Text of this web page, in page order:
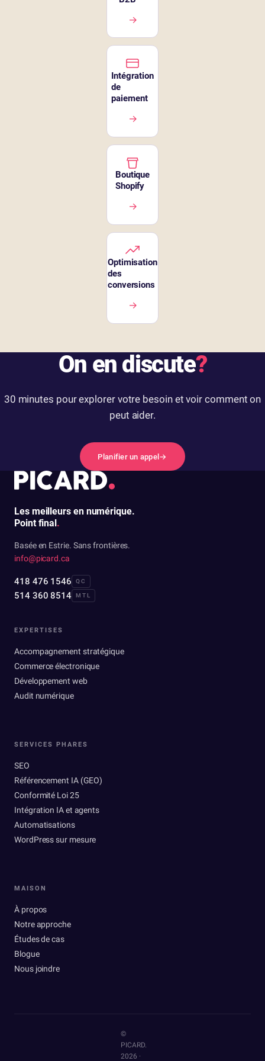
→
Intégration
de
paiement
→
Boutique
Shopify
→
Optimisation
des
conversions
→
On en discute?
30 minutes pour explorer votre besoin et voir comment on
peut aider.
Planifier un appel→
Les meilleurs en numérique.
Point final.
Basée en Estrie. Sans frontières.
info@picard.ca
418 476 1546 QC
514 360 8514 MTL
EXPERTISES
Accompagnement stratégique
Commerce électronique
Développement web
Audit numérique
SERVICES PHARES
SEO
Référencement IA (GEO)
Conformité Loi 25
Intégration IA et agents
Automatisations
WordPress sur mesure
MAISON
À propos
Notre approche
Études de cas
Blogue
Nous joindre
©
PICARD.
2026 ·